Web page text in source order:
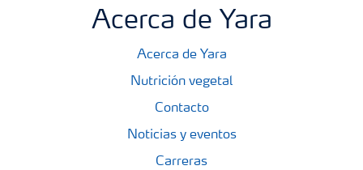
Acerca de Yara
Acerca de Yara
Nutrición vegetal
Contacto
Noticias y eventos
Carreras